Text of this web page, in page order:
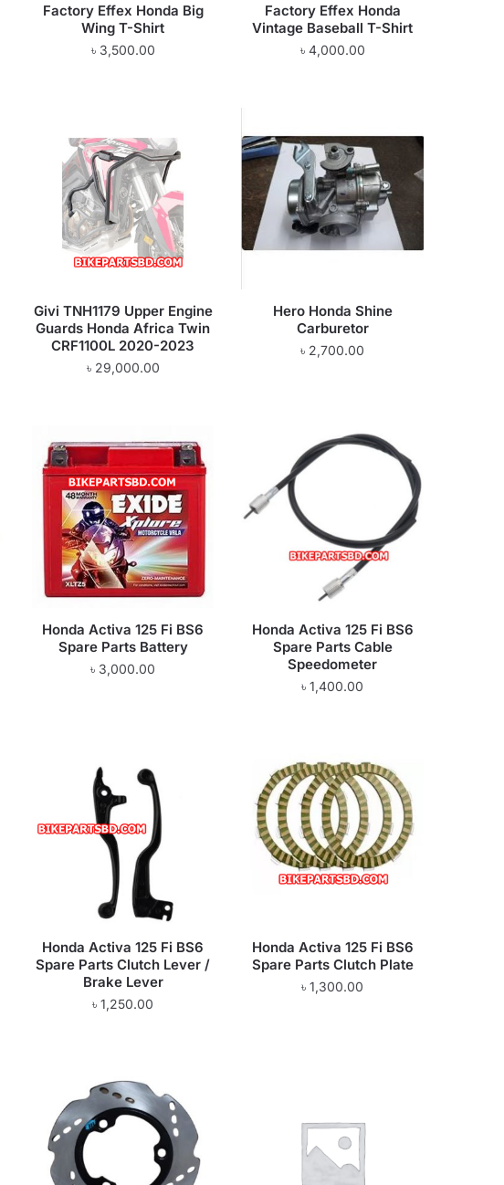
Factory Effex Honda Big
Wing T-Shirt
৳ 3,500.00
Factory Effex Honda
Vintage Baseball T-Shirt
৳ 4,000.00
Givi TNH1179 Upper Engine
Guards Honda Africa Twin
CRF1100L 2020-2023
৳ 29,000.00
Hero Honda Shine
Carburetor
৳ 2,700.00
Honda Activa 125 Fi BS6
Spare Parts Battery
৳ 3,000.00
Honda Activa 125 Fi BS6
Spare Parts Cable
Speedometer
৳1,400.00
Honda Activa 125 Fi BS6
Spare Parts Clutch Lever /
Brake Lever
৳1,250.00
Honda Activa 125 Fi BS6
Spare Parts Clutch Plate
৳1,300.00